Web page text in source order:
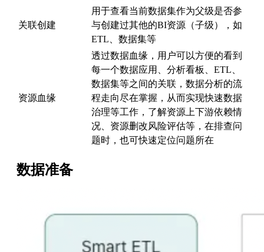
关联创建
用于查看当前数据集作为父级是否参
与创建过其他的BI资源（子级），如
ETL、数据集等
资源血缘
透过数据血缘，用户可以方便的看到
每一个数据应用、分析看板、ETL、
数据集等之间的关联，数据分析的流
程走向尽在掌握，从而实现快速数据
治理等工作，了解资源上下游依赖情
况、资源删改风险评估等，在排查问
题时，也可快速定位问题所在
数据准备